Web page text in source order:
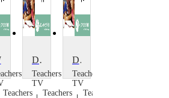
What is High Quality Dance?
Teachers
Dance: Four Body Shapes
Teachers
TV
Teachers
Dance Basics
Teachers
TV
Teachers